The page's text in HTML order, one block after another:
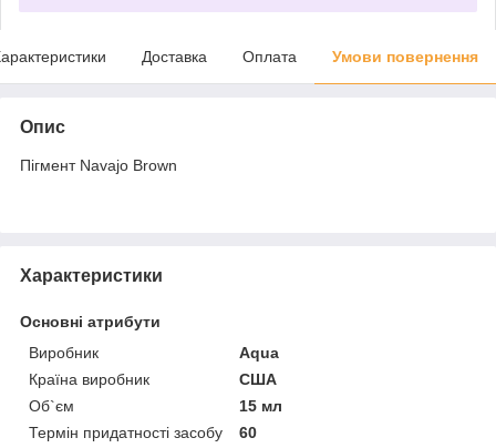
Доставка Оплата Умови повернення
Опис
Пігмент Navajo Brown
Характеристики
Основні атрибути
Виробник
Aqua
Країна виробник
США
Об`єм
15 мл
Термін придатності засобу
60